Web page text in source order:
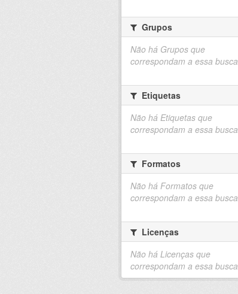
Grupos
Não há Grupos que
correspondam a essa busca
Etiquetas
Não há Etiquetas que
correspondam a essa busca
Formatos
Não há Formatos que
correspondam a essa busca
Licenças
Não há Licenças que
correspondam a essa busca